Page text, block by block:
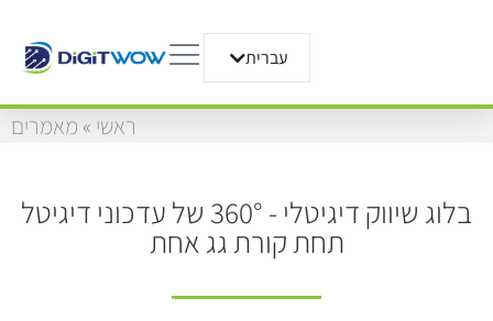
עבריתEnglish
ראשי » מאמרים
בלוג שיווק דיגיטלי - 360° של עדכוני דיגיטל
תחת קורת גג אחת